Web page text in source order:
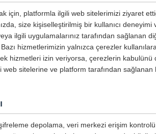
için, platformla ilgili web sitelerimizi ziyaret
size kişiselleştirilmiş bir kullanıcı
ilgili uygulamalarınız tarafından sağlanan
hizmetlerimizin yalnızca çerezler
ek hizmetleri izin veriyorsa, çerezlerin
sitelerine ve platform tarafından
depolama, veri merkezi erişim kontrolü